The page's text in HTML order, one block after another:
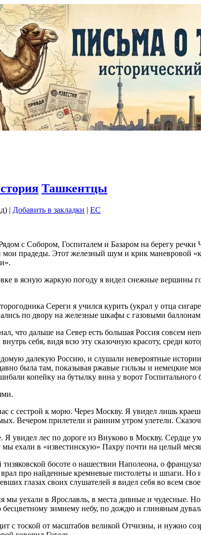
Ташкентцы
| Добавить в закладки | EC
с Собором, Госпиталем и Базаром на берегу
мои прадеды. Этот железный шум и крик
в ясную жаркую погоду я видел снежные
Сереги я учился курить (украл у отца
по двору на железные шкафы с газовыми
что дальше на Север есть большая Россия совсем
себя, видя всю эту сказочную красоту, среди
далекую Россию, и слушали невероятные
была там, показывая ржавые гильзы и немецкие
копейку на бутылку вина у ворот Госпитального
с сестрой к морю. Через Москву. Я увидел лишь
Вечером прилетели и ранним утром улетели.
лес по дороге из Внуково в Москву. Сердце
ехали в «известинскую» Пахру почти на целый
тизяковской босоте о нашествии Наполеона, о
про найденные кремневые пистолеты и шпаги. Но
глазах своих слушателей я видел себя во всем
мы уехали в Ярославль, в места дивные и чудесные.
зимнему небу, по дождю и глиняным
с тоской от масштабов великой Отчизны, и нужно